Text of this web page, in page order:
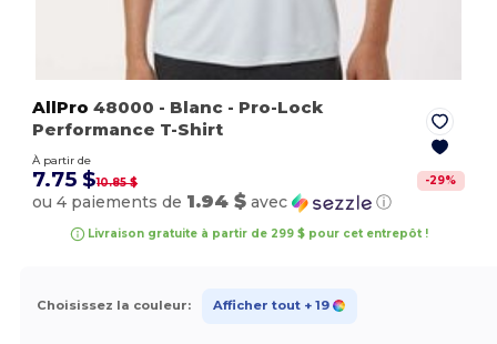
AllPro 48000 - Blanc - Pro-Lock
Performance T-Shirt
À partir de
7.75 $10.85 $ -29%
ou 4 paiements de 1.94 $ avec ⓘ
Livraison gratuite à partir de 299 $ pour cet entrepôt !
Choisissez la couleur: Afficher tout + 19